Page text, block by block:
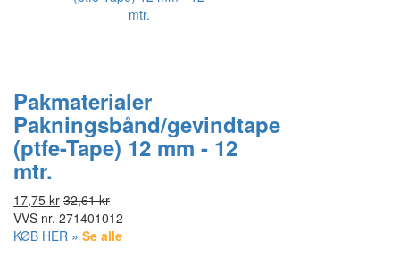
Pakmaterialer
Pakningsbånd/gevindtape
(ptfe-Tape) 12 mm - 12
mtr.
17,75 kr 32,61 kr
VVS nr. 271401012
KØB HER » Se alle